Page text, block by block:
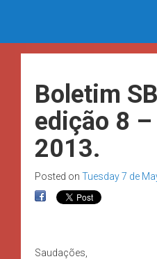
Boletim
edição 8 –
2013.
Posted on Tuesday 7 de
Saudações,